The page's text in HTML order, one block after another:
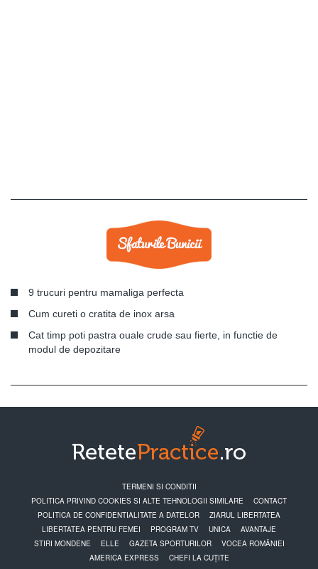
9 trucuri pentru mamaliga perfecta
Cum cureti o cratita de inox arsa
Cat timp poti pastra ouale crude sau fierte, in functie de
modul de depozitare
TERMENI SI CONDITII
POLITICA PRIVIND COOKIES SI ALTE TEHNOLOGII SIMILARE
CONTACT
POLITICA DE CONFIDENTIALITATE A DATELOR
ZIARUL LIBERTATEA
LIBERTATEA PENTRU FEMEI
PROGRAM TV UNICA
AVANTAJE
STIRI MONDENE
ELLE GAZETA SPORTURILOR
VOCEA ROMÂNIEI
AMERICA EXPRESS
CHEFI LA CUȚITE